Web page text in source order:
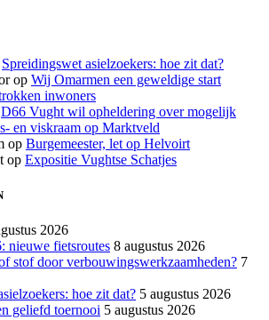
Spreidingswet asielzoekers: hoe zit dat?
op Wij Omarmen een geweldige start
inwoners
D66 Vught wil opheldering over mogelijk
en viskraam op Marktveld
op Burgemeester, let op Helvoirt
op Expositie Vughtse Schatjes
2026
nieuwe fietsroutes 8 augustus 2026
stof door verbouwingswerkzaamheden? 7
hoe zit dat? 5 augustus 2026
geliefd toernooi 5 augustus 2026